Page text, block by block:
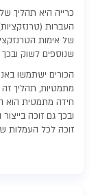
כרייה היא תהליך
העברות
של אימות
שנוספים לשוק
הכורים ישתמשו
מתמטיות, תהליך
חידה מתמטית הוא
ובכך גם זוכה
זוכה לכל העמלות